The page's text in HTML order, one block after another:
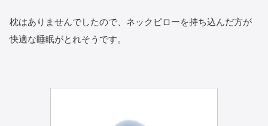
枕はありませんでしたので、ネックピローを持ち込んだ方が
快適な睡眠がとれそうです。